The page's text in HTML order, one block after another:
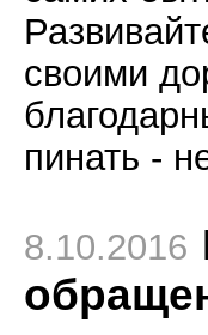
своими
пинать -
8.10.2016